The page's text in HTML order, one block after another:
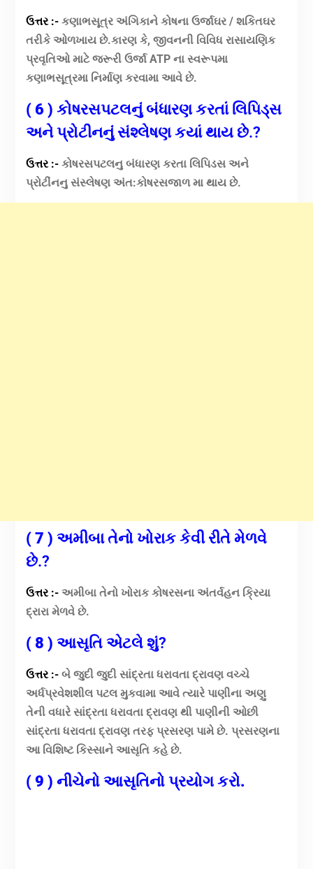
ઉત્તર :- કણાભસૂત્ર અંગિકાને કોષના ઉર્જાઘર / શકિતઘર
તરીકે ઓળખાય છે.કારણ કે, જીવનની વિવિધ રાસાયણિક
પ્રવૃતિઓ માટે જરૂરી ઉર્જા ATP ના સ્વરૂપમા
કણાભસૂત્રમા નિર્માણ કરવામા આવે છે.
( 6 ) કોષરસપટલનું બંધારણ કરતાં લિપિડ્સ
અને પ્રોટીનનું સંશ્લેષણ કયાં થાય છે.?
ઉત્તર :- કોષરસપટલનુ બંધારણ કરતા લિપિડસ અને
પ્રોટીંનનુ સંસ્લેષણ અંત:કોષરસજાળ મા થાય છે.
( 7 ) અમીબા તેનો ખોરાક કેવી રીતે મેળવે
છે.?
ઉત્તર :- અમીબા તેનો ખોરાક કોષરસના અંતર્વહન ક્રિયા
દ્રારા મેળવે છે.
( 8 ) આસૃતિ એટલે શું?
ઉત્તર :- બે જુદી જુદી સાંદ્રતા ધરાવતા દ્રાવણ વચ્ચે
અર્ધપ્રવેશશીલ પટલ મુકવામા આવે ત્યારે પાણીના અણુ
તેની વધારે સાંદ્રતા ધરાવતા દ્રાવણ થી પાણીની ઓછી
સાંદ્રતા ધરાવતા દ્રાવણ તરફ પ્રસરણ પામે છે. પ્રસરણના
આ વિશિષ્ટ કિસ્સાને આસૃતિ કહે છે.
( 9 ) નીચેનો આસૃતિનો પ્રયોગ કરો.